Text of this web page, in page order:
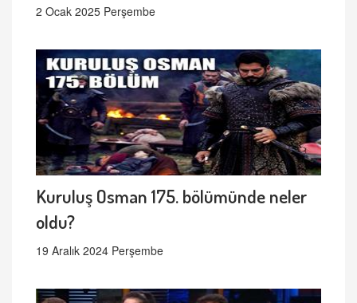
2 Ocak 2025 Perşembe
Kuruluş Osman 175. bölümünde neler
oldu?
19 Aralık 2024 Perşembe